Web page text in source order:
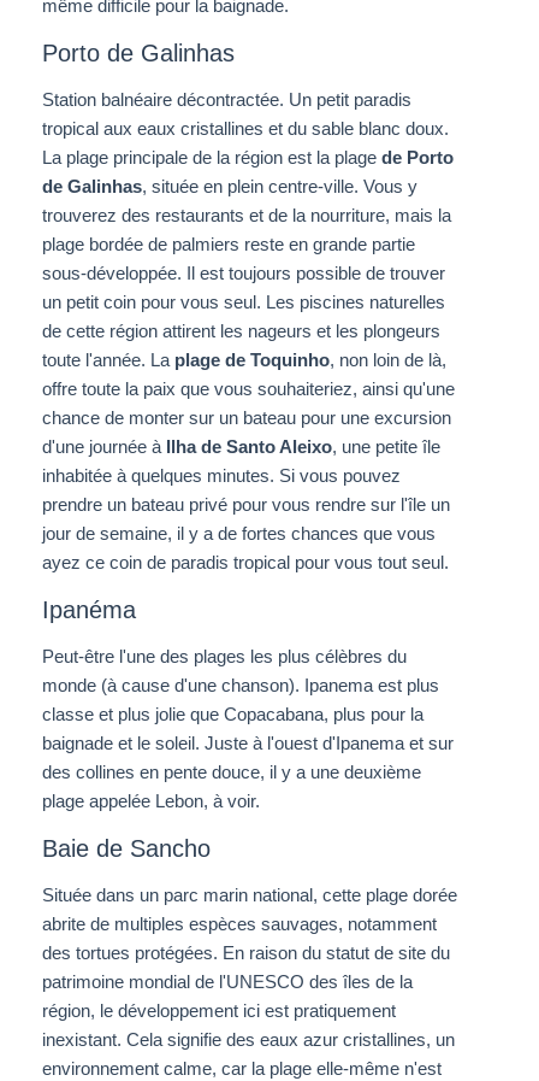
même difficile pour la baignade.
Porto de Galinhas
Station balnéaire décontractée. Un petit paradis
tropical aux eaux cristallines et du sable blanc doux.
La plage principale de la région est la plage de Porto
de Galinhas, située en plein centre-ville. Vous y
trouverez des restaurants et de la nourriture, mais la
plage bordée de palmiers reste en grande partie
sous-développée. Il est toujours possible de trouver
un petit coin pour vous seul. Les piscines naturelles
de cette région attirent les nageurs et les plongeurs
toute l'année. La plage de Toquinho, non loin de là,
offre toute la paix que vous souhaiteriez, ainsi qu'une
chance de monter sur un bateau pour une excursion
d'une journée à
Ilha de Santo Aleixo, une petite île
inhabitée à quelques minutes. Si vous pouvez
prendre un bateau privé pour vous rendre sur l'île un
jour de semaine, il y a de fortes chances que vous
ayez ce coin de paradis tropical pour vous tout seul.
Ipanéma
Peut-être l'une des plages les plus célèbres du
monde (à cause d'une chanson).
Ipanema est plus
classe et plus jolie que Copacabana, plus pour la
baignade et le soleil. Juste à l'ouest d'Ipanema et sur
des collines en pente douce, il y a une deuxième
plage appelée Lebon, à voir.
Baie de Sancho
Située dans un parc marin national, cette plage dorée
abrite de multiples espèces sauvages, notamment
des tortues protégées. En raison du statut de site du
patrimoine mondial de l'UNESCO des îles de la
région, le développement ici est pratiquement
inexistant. Cela signifie des eaux azur cristallines, un
environnement calme, car la plage elle-même n'est